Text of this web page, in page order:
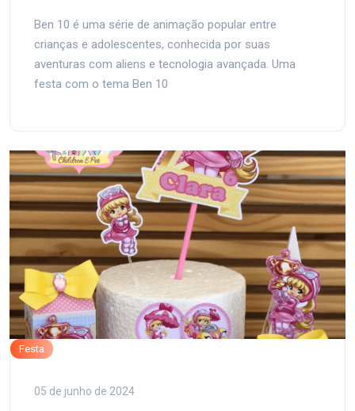
Ben 10 é uma série de animação popular entre
crianças e adolescentes, conhecida por suas
aventuras com aliens e tecnologia avançada. Uma
festa com o tema Ben 10
Festa
05 de junho de 2024